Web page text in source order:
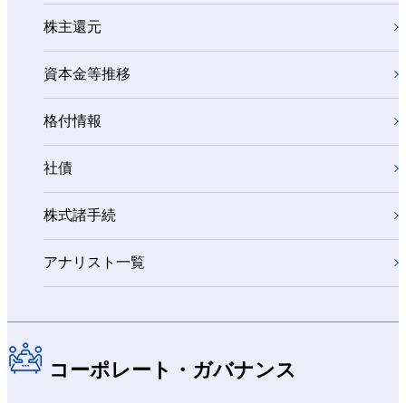
株主還元
資本金等推移
格付情報
社債
株式諸手続
アナリスト一覧
コーポレート・ガバナンス